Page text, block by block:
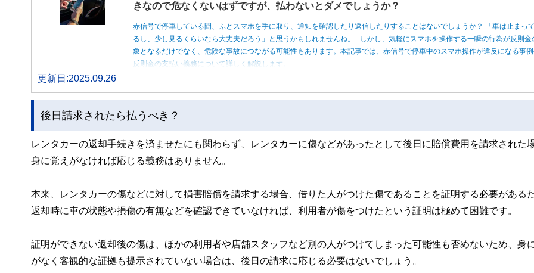
きなので危なくないはずですが、払わないとダメでしょうか？
赤信号で停車している間、ふとスマホを手に取り、通知を確認したり返信したりすることはないでしょうか？ 「車は止まっ
るし、少し見るくらいなら大丈夫だろう」と思うかもしれませんね。 しかし、気軽にスマホを操作する一瞬の行為が反則金
象となるだけでなく、危険な事故につながる可能性もあります。本記事では、赤信号で停車中のスマホ操作が違反になる事例
反則金の支払い義務について詳しく解説します。
更新日:2025.09.26
後日請求されたら払うべき？
レンタカーの返却手続きを済ませたにも関わらず、レンタカーに傷などがあったとして後日に賠償費用を請求された場
身に覚えがなければ応じる義務はありません。
本来、レンタカーの傷などに対して損害賠償を請求する場合、借りた人がつけた傷であることを証明する必要があるた
返却時に車の状態や損傷の有無などを確認できていなければ、利用者が傷をつけたという証明は極めて困難です。
証明ができない返却後の傷は、ほかの利用者や店舗スタッフなど別の人がつけてしまった可能性も否めないため、身
がなく客観的な証拠も提示されていない場合は、後日の請求に応じる必要はないでしょう。